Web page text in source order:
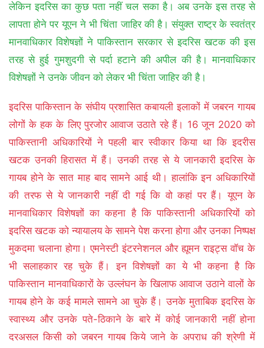
लेकिन इदरिस का कुछ पता नहीं चल सका है। अब उनके इस तरह से
लापता होने पर यूएन ने भी चिंता जाहिर की है। संयुक्त राष्ट्र के स्वतंत्र
मानवाधिकार विशेषज्ञों ने पाकिस्तान सरकार से इदरिस खटक की इस
तरह से हुई गुमशुदगी से पर्दा हटाने की अपील की है। मानवाधिकार
विशेषज्ञों ने उनके जीवन को लेकर भी चिंता जाहिर की है।
इदरिस पाकिस्तान के संघीय प्रशासित कबायली इलाकों में जबरन गायब
लोगों के हक के लिए पुरजोर आवाज उठाते रहे हैं। 16 जून 2020 को
पाकिस्तानी अधिकारियों ने पहली बार स्वीकार किया था कि इदरीस
खटक उनकी हिरासत में हैं। उनकी तरह से ये जानकारी इदरिस के
गायब होने के सात माह बाद सामने आई थी। हालांकि इन अधिकारियों
की तरफ से ये जानकारी नहीं दी गई कि वो कहां पर हैं। यूएन के
मानवाधिकार विशेषज्ञों का कहना है कि पाकिस्तानी अधिकारियों को
इदरिस खटक को न्यायालय के सामने पेश करना होगा और उनका निष्पक्ष
मुकदमा चलाना होगा। एमनेस्टी इंटरनेशनल और ह्यूमन राइट्स वॉच के
भी सलाहकार रह चुके हैं। इन विशेषज्ञों का ये भी कहना है कि
पाकिस्‍तान मानवाधिकारों के उल्‍लंघन के खिलाफ आवाज उठाने वालों के
गायब होने के कई मामले सामने आ चुके हैं। उनके मुताबिक इदरिस के
स्वास्थ्य और उनके पते-ठिकाने के बारे में कोई जानकारी नहीं होना
दरअसल किसी को जबरन गायब किये जाने के अपराध की श्रेणी में